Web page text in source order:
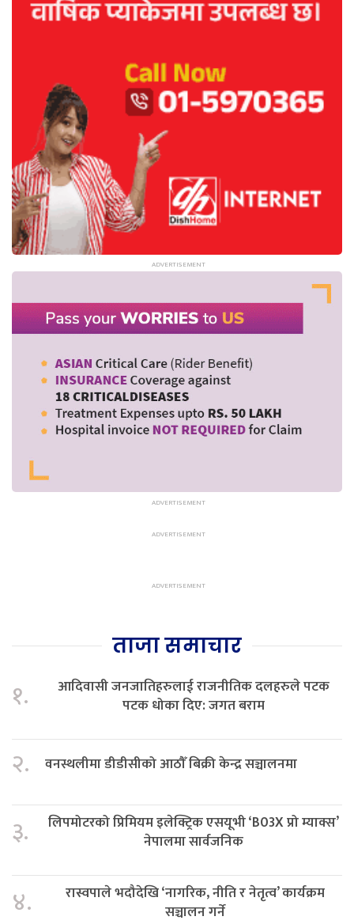
ताजा समाचार
१.
आदिवासी जनजातिहरुलाई राजनीतिक दलहरुले पटक
पटक धोका दिए: जगत बराम
२. वनस्थलीमा डीडीसीको आठौँ बिक्री केन्द्र सञ्चालनमा
३.
लिपमोटरको प्रिमियम इलेक्ट्रिक एसयूभी ‘B03X प्रो म्याक्स’
नेपालमा सार्वजनिक
४.
रास्वपाले भदौदेखि ‘नागरिक, नीति र नेतृत्व’ कार्यक्रम
सञ्चालन गर्ने